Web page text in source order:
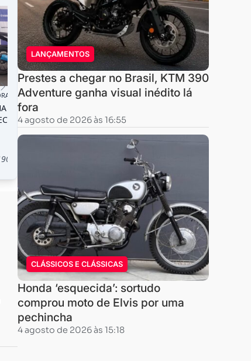
LANÇAMENTOS
Prestes a chegar no Brasil, KTM 390
Adventure ganha visual inédito lá
fora
4 agosto de 2026 às 16:55
CLÁSSICOS E CLÁSSICAS
Honda ‘esquecida’: sortudo
comprou moto de Elvis por uma
pechincha
4 agosto de 2026 às 15:18